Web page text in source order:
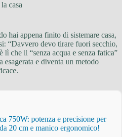
casa
hai appena finito di sistemare casa,
“Davvero devo tirare fuori secchio,
lì che il “senza acqua e senza fatica”
esagerata e diventa un metodo
750W: potenza e precisione per
20 cm e manico ergonomico!